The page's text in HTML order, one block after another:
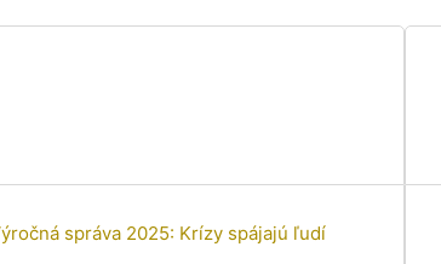
správa 2025: Krízy spájajú ľudí